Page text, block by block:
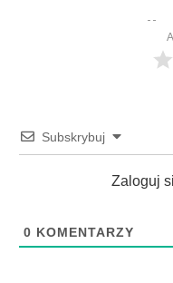
Subskrybuj
Zaloguj
0 KOMENTARZY